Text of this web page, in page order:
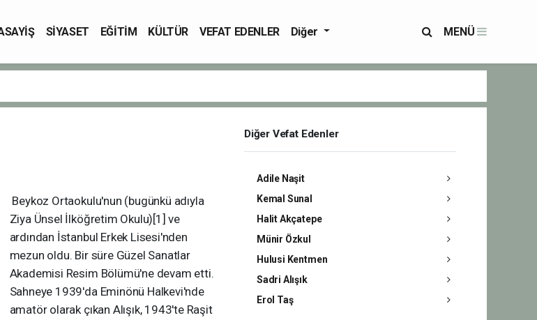
SİYASET EĞİTİM KÜLTÜR VEFAT EDENLER Diğer MENÜ
Beykoz Ortaokulu'nun (bugünkü adıyla
Ziya Ünsel İlköğretim Okulu)[1] ve
ardından İstanbul Erkek Lisesi'nden
mezun oldu. Bir süre Güzel Sanatlar
Akademisi Resim Bölümü'ne devam etti.
Sahneye 1939'da Eminönü Halkevi'nde
amatör olarak çıkan Alışık, 1943'te Raşit
Diğer Vefat Edenler
Adile Naşit
Kemal Sunal
Halit Akçatepe
Münir Özkul
Hulusi Kentmen
Sadri Alışık
Erol Taş